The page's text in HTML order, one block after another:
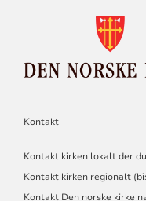
Kontakt
Kontakt kirken lokalt der
Kontakt kirken regionalt
Kontakt Den norske kirke